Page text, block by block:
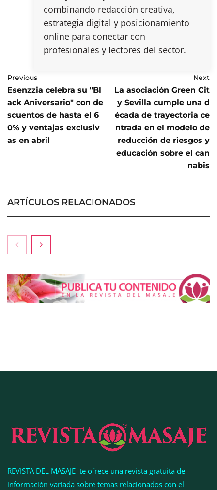
combinando redacción creativa,
estrategia digital y posicionamiento
online para conectar con
profesionales y lectores del sector.
Previous
Esenzzia celebra su "Bl
ack Aniversario" con de
scuentos de hasta el 6
0% y ventajas exclusiv
as en abril
Next
La asociación Green Cit
y Sevilla cumple una d
écada de trayectoria ce
ntrada en el modelo de
reducción de riesgos y
educación sobre el can
nabis
ARTÍCULOS RELACIONADOS
REVISTA DEL MASAJE te ofrece una revista gratuita de
información variada sobre temas relacionados con el